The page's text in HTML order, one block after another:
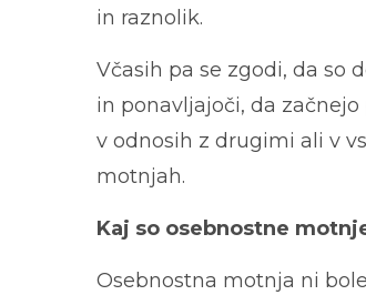
in raznolik.
Včasih pa se zgodi, da so
in ponavljajoči, da
v odnosih z drugimi ali v
motnjah.
Kaj so osebnostne
Osebnostna motnja ni